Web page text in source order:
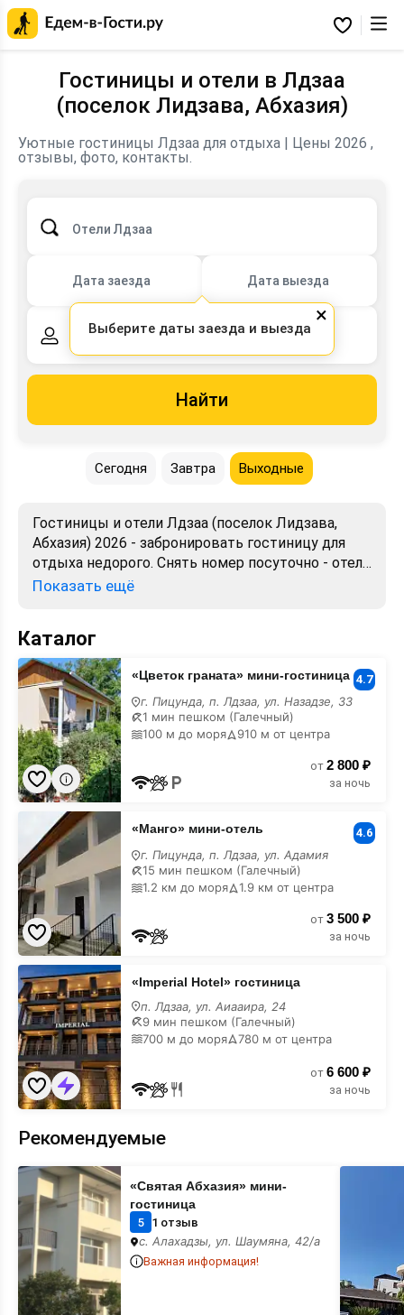
Избранное
Гостиницы и отели в Лдзаа
(поселок Лидзава, Абхазия)
Уютные гостиницы Лдзаа для отдыха | Цены 2026 ,
отзывы, фото, контакты.
Отели Лдзаа
Дата заезда Дата выезда
2 взрослых, 0 детей
Найти
Сегодня Завтра Выходные
Гостиницы и отели Лдзаа (поселок Лидзава,
Абхазия) 2026 - забронировать гостиницу для
отдыха недорого. Снять номер посуточно - отели
в Лдзаа. Лучшие цены, отзывы, фото, карта,
Показать ещё
Каталог
«Цветок
граната»
мини-
гостиница
«Цветок граната» мини-гостиница 4.7
г. Пицунда, п. Лдзаа, ул. Назадзе, 33
1 мин пешком (Галечный)
100 м до моря
910 м от центра
от 2 800 ₽
за ночь
«Манго»
мини-
отель
«Манго» мини-отель 4.6
г. Пицунда, п. Лдзаа, ул. Адамия
15 мин пешком (Галечный)
1.2 км до моря
1.9 км от центра
от 3 500 ₽
за ночь
«Imperial
Hotel»
гостиница
«Imperial Hotel» гостиница
п. Лдзаа, ул. Аиааира, 24
9 мин пешком (Галечный)
700 м до моря
780 м от центра
от 6 600 ₽
за ночь
Рекомендуемые
«Святая
Абхазия»
мини-
гостиница
«Святая Абхазия» мини-
гостиница
5 1 отзыв
с. Алахадзы, ул. Шаумяна, 42/а
Важная информация!
×
Выберите даты заезда и выезда